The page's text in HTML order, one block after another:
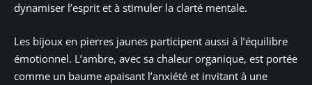
dynamiser l’esprit et à stimuler la clarté mentale.
Les bijoux en pierres jaunes participent aussi à l’équilibre
émotionnel. L’ambre, avec sa chaleur organique, est portée
comme un baume apaisant l’anxiété et invitant à une